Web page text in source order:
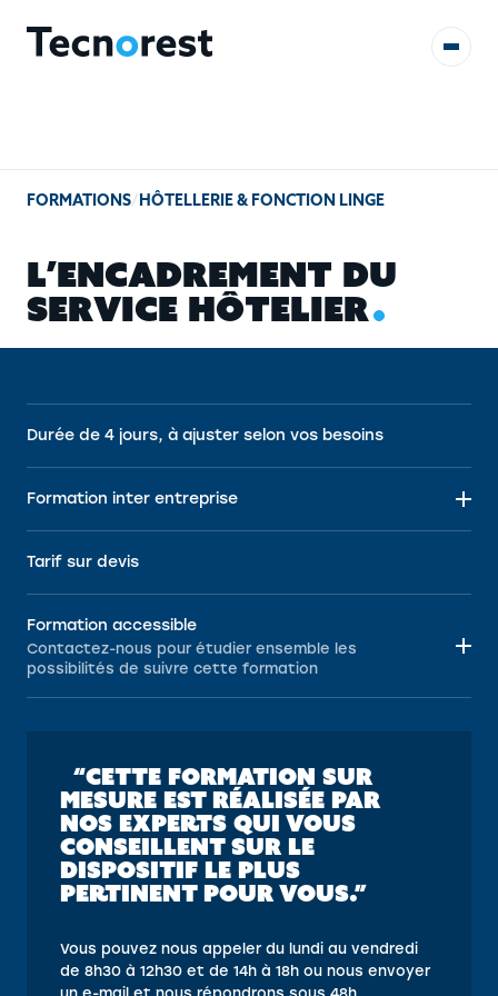
RÉFÉRENCES
CONTACT
FORMATIONS/ HÔTELLERIE & FONCTION LINGE
L’ENCADREMENT DU
SERVICE HÔTELIER
Durée de 4 jours, à ajuster selon vos besoins
Formation inter entreprise
Tarif sur devis
Formation accessible
Contactez-nous pour étudier ensemble les
possibilités de suivre cette formation
“CETTE FORMATION SUR
MESURE EST RÉALISÉE PAR
NOS EXPERTS QUI VOUS
CONSEILLENT SUR LE
DISPOSITIF LE PLUS
PERTINENT POUR VOUS.”
Vous pouvez nous appeler du lundi au vendredi
de 8h30 à 12h30 et de 14h à 18h ou nous envoyer